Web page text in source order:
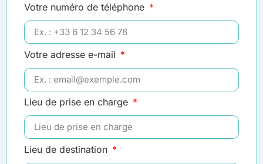
Votre numéro de téléphone
Votre adresse e-mail
Lieu de prise en charge
Lieu de destination